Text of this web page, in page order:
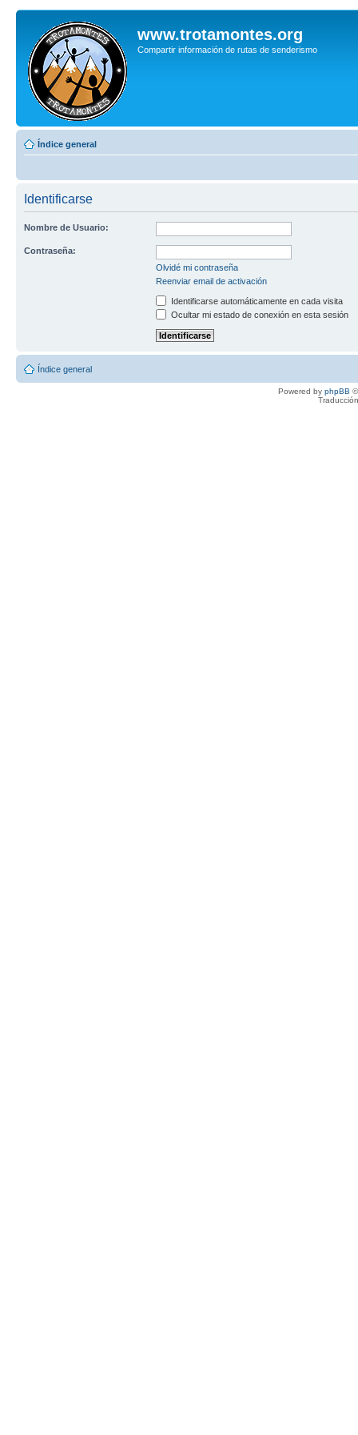
www.trotamontes.org
Compartir información de rutas de senderismo
Índice general
Identificarse
Nombre de Usuario:
Contraseña:
Olvidé mi contraseña
Reenviar email de activación
Identificarse automáticamente en cada visita
Ocultar mi estado de conexión en esta sesión
Índice general
Powered by phpBB